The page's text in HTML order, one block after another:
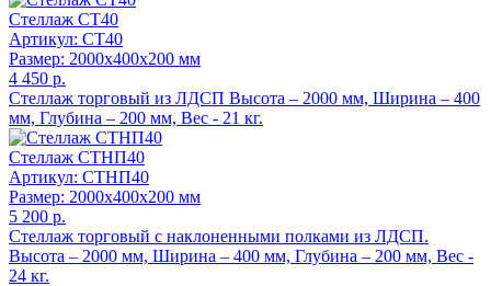
Стеллаж СТ40
Артикул: СТ40
Размер: 2000x400x200 мм
4 450 р.
Стеллаж торговый из ЛДСП Высота – 2000 мм, Ширина – 400
мм, Глубина – 200 мм, Вес - 21 кг.
Стеллаж СТНП40
Артикул: СТНП40
Размер: 2000x400x200 мм
5 200 р.
Стеллаж торговый с наклоненными полками из ЛДСП.
Высота – 2000 мм, Ширина – 400 мм, Глубина – 200 мм, Вес -
24 кг.